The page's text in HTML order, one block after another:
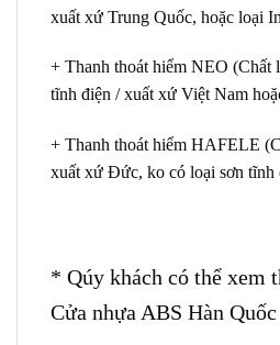
xuất xứ Trung Quốc, hoặc loại
+ Thanh thoát hiểm NEO (Chất
tĩnh điện / xuất xứ Việt Nam
+ Thanh thoát hiểm HAFELE
xuất xứ Đức, ko có loại sơn tĩnh
* Qúy khách có thể xem
Cửa nhựa ABS Hàn